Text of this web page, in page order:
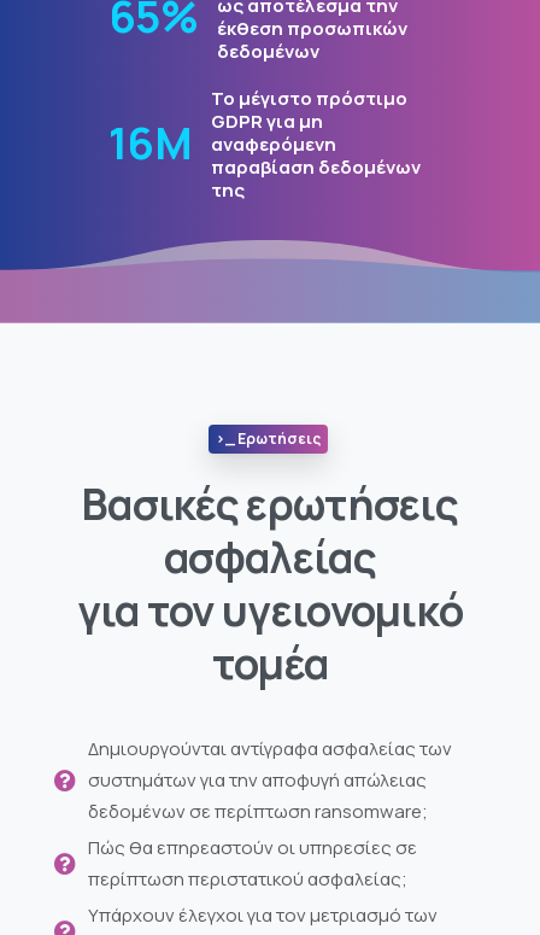
78%
ως αποτέλεσμα την
έκθεση προσωπικών
δεδομένων
19Μ
Το μέγιστο πρόστιμο
GDPR για μη
αναφερόμενη
παραβίαση δεδομένων
της
>_ Ερωτήσεις
Βασικές ερωτήσεις
ασφαλείας
για τον υγειονομικό
τομέα
Δημιουργούνται αντίγραφα ασφαλείας των
συστημάτων για την αποφυγή απώλειας
δεδομένων σε περίπτωση ransomware;
Πώς θα επηρεαστούν οι υπηρεσίες σε
περίπτωση περιστατικού ασφαλείας;
Υπάρχουν έλεγχοι για τον μετριασμό των